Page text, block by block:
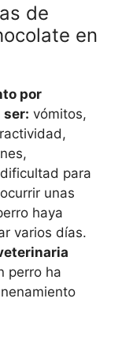
de
en
por
ser: vómitos,
para
unas
haya
varios días.
perro ha